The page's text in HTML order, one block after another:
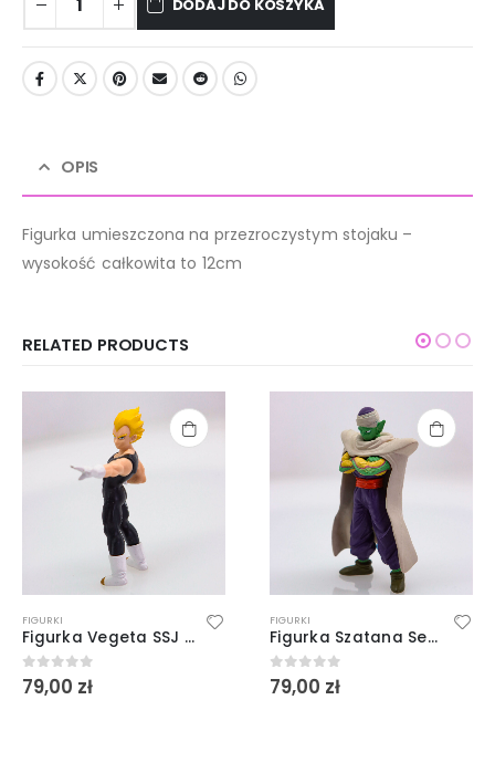
DODAJ DO KOSZYKA
OPIS
Figurka umieszczona na przezroczystym stojaku –
wysokość całkowita to 12cm
RELATED PRODUCTS
FIGURKI
Figurka Vegeta SSJ Dragon Ball
0out of 5
79,00 zł
FIGURKI
Figurka Szatana Serduszko Dragon Ball
0out of 5
79,00 zł